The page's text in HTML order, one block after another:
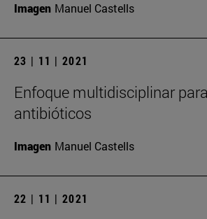
Imagen Manuel Castells
23 | 11 | 2021
Enfoque multidisciplinar
antibióticos
Imagen Manuel Castells
22 | 11 | 2021